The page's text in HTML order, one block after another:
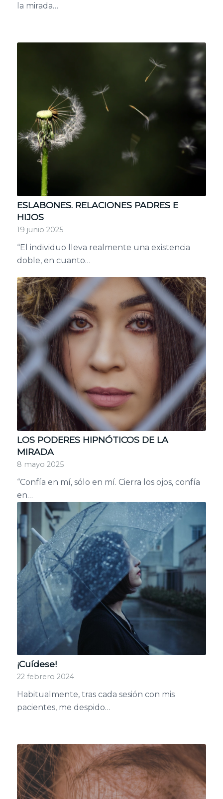
la mirada…
ESLABONES. RELACIONES PADRES E
HIJOS
19 junio 2025
“El individuo lleva realmente una existencia
doble, en cuanto…
LOS PODERES HIPNÓTICOS DE LA
MIRADA
8 mayo 2025
“Confía en mí, sólo en mí. Cierra los ojos, confía
en…
¡Cuídese!
22 febrero 2024
Habitualmente, tras cada sesión con mis
pacientes, me despido…